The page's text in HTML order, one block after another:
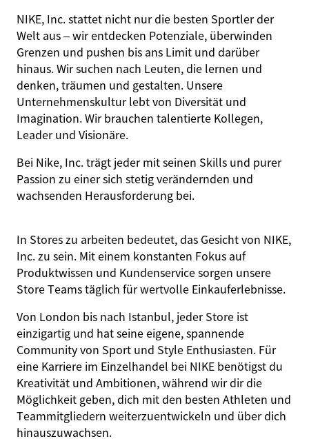
NIKE, Inc. stattet nicht nur die besten Sportler der
Welt aus – wir entdecken Potenziale, überwinden
Grenzen und pushen bis ans Limit und darüber
hinaus. Wir suchen nach Leuten, die lernen und
denken, träumen und gestalten. Unsere
Unternehmenskultur lebt von Diversität und
Imagination. Wir brauchen talentierte Kollegen,
Leader und Visionäre.
Bei Nike, Inc. trägt jeder mit seinen Skills und purer
Passion zu einer sich stetig verändernden und
wachsenden Herausforderung bei.
In Stores zu arbeiten bedeutet, das Gesicht von NIKE,
Inc. zu sein. Mit einem konstanten Fokus auf
Produktwissen und Kundenservice sorgen unsere
Store Teams täglich für wertvolle Einkauferlebnisse.
Von London bis nach Istanbul, jeder Store ist
einzigartig und hat seine eigene, spannende
Community von Sport und Style Enthusiasten. Für
eine Karriere im Einzelhandel bei NIKE benötigst du
Kreativität und Ambitionen, während wir dir die
Möglichkeit geben, dich mit den besten Athleten und
Teammitgliedern weiterzuentwickeln und über dich
hinauszuwachsen.